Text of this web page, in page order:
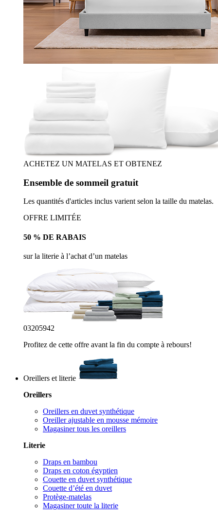
ACHETEZ UN MATELAS ET OBTENEZ
Ensemble de sommeil gratuit
Les quantités d'articles inclus varient selon la taille du matelas.
OFFRE LIMITÉE
50 % DE RABAIS
sur la literie à l’achat d’un matelas
03205940
Profitez de cette offre avant la fin du compte à rebours!
Oreillers et literie
Oreillers
Oreillers en duvet synthétique
Oreiller ajustable en mousse mémoire
Magasiner tous les oreillers
Literie
Draps en bambou
Draps en coton égyptien
Couette en duvet synthétique
Couette d’été en duvet
Protège-matelas
Magasiner toute la literie